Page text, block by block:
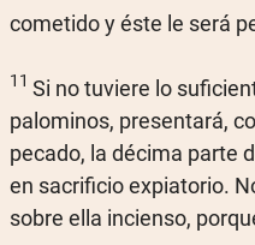
cometido y éste le será
11 Si no tuviere lo
palominos, presentará,
pecado, la décima parte
en sacrificio expiatorio.
sobre ella incienso,